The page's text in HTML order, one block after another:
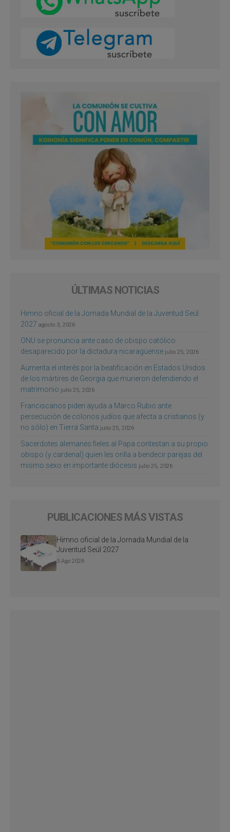
ÚLTIMAS NOTICIAS
Himno oficial de la Jornada Mundial de la Juventud Seúl
2027 agosto 3, 2026
ONU se pronuncia ante caso de obispo católico
desaparecido por la dictadura nicaragüense julio 25, 2026
Aumenta el interés por la beatificación en Estados Unidos
de los mártires de Georgia que murieron defendiendo el
matrimonio julio 25, 2026
Franciscanos piden ayuda a Marco Rubio ante
persecución de colonos judíos que afecta a cristianos (y
no sólo) en Tierra Santa julio 25, 2026
Sacerdotes alemanes fieles al Papa contestan a su propio
obispo (y cardenal) quien les orilla a bendecir parejas del
mismo sexo en importante diócesis julio 25, 2026
PUBLICACIONES MÁS VISTAS
Himno oficial de la Jornada Mundial de la
Juventud Seúl 2027
3 Ago 2026